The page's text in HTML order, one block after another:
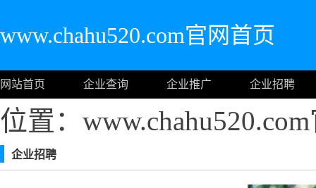
www.chahu520.com官网首页
网站首页 企业查询 企业推广 企业招聘
位置：
企业招聘